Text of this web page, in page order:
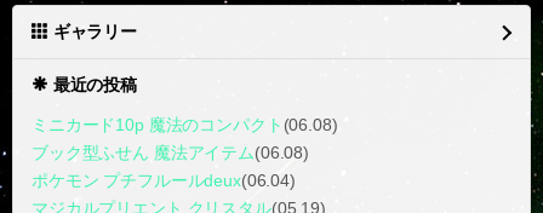
ギャラリー
最近の投稿
ミニカード10p 魔法のコンパクト (06.08)
ブック型ふせん 魔法アイテム(06.08)
ポケモン プチフルールdeux(06.04)
マジカルプリエント クリスタル(05.19)